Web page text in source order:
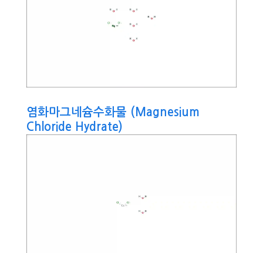
염화마그네슘수화물 (Magnesium
Chloride Hydrate)